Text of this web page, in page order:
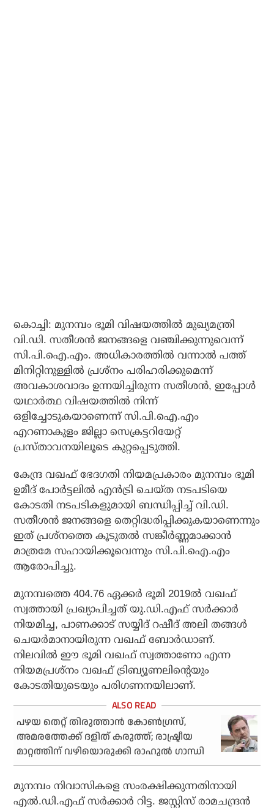
കൊച്ചി: മുനമ്പം ഭൂമി വിഷയത്തില്‍ മുഖ്യമന്ത്രി
വി.ഡി. സതീശന്‍ ജനങ്ങളെ വഞ്ചിക്കുന്നുവെന്ന്
സി.പി.ഐ.എം. അധികാരത്തില്‍ വന്നാല്‍ പത്ത്
മിനിറ്റിനുള്ളില്‍ പ്രശ്നം പരിഹരിക്കുമെന്ന്
അവകാശവാദം ഉന്നയിച്ചിരുന്ന സതീശന്‍, ഇപ്പോള്‍
യഥാര്‍ത്ഥ വിഷയത്തില്‍ നിന്ന്
ഒളിച്ചോടുകയാണെന്ന് സി.പി.ഐ.എം
എറണാകുളം ജില്ലാ സെക്രട്ടറിയേറ്റ്
പ്രസ്താവനയിലൂടെ കുറ്റപ്പെടുത്തി.
കേന്ദ്ര വഖഫ് ഭേദഗതി നിയമപ്രകാരം മുനമ്പം ഭൂമി
ഉമീദ് പോര്‍ട്ടലില്‍ എന്‍ട്രി ചെയ്ത നടപടിയെ
കോടതി നടപടികളുമായി ബന്ധിപ്പിച്ച് വി.ഡി.
സതീശന്‍ ജനങ്ങളെ തെറ്റിദ്ധരിപ്പിക്കുകയാണെന്നും
ഇത് പ്രശ്നത്തെ കൂടുതല്‍ സങ്കീര്‍ണ്ണമാക്കാന്‍
മാത്രമേ സഹായിക്കൂവെന്നും സി.പി.ഐ.എം
ആരോപിച്ചു.
മുനമ്പത്തെ 404.76 ഏക്കര്‍ ഭൂമി 2019ല്‍ വഖഫ്
സ്വത്തായി പ്രഖ്യാപിച്ചത് യു.ഡി.എഫ് സര്‍ക്കാര്‍
നിയമിച്ച, പാണക്കാട് സയ്യിദ് റഷീദ് അലി തങ്ങള്‍
ചെയര്‍മാനായിരുന്ന വഖഫ് ബോര്‍ഡാണ്.
നിലവില്‍ ഈ ഭൂമി വഖഫ് സ്വത്താണോ എന്ന
നിയമപ്രശ്നം വഖഫ് ട്രിബ്യൂണലിന്റെയും
കോടതിയുടെയും പരിഗണനയിലാണ്.
പഴയ തെറ്റ് തിരുത്താൻ കോൺഗ്രസ്,
അമരത്തേക്ക് ദളിത് കരുത്ത്; രാഷ്ട്രീയ
മാറ്റത്തിന് വഴിയൊരുക്കി രാഹുൽ ഗാന്ധി
മുനമ്പം നിവാസികളെ സംരക്ഷിക്കുന്നതിനായി
എല്‍.ഡി.എഫ് സര്‍ക്കാര്‍ റിട്ട. ജസ്റ്റിസ് രാമചന്ദ്രന്‍